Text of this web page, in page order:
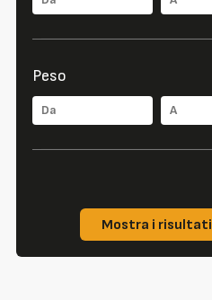
Peso
Mostra i risultati